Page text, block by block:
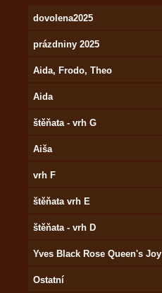
dovolena2025
prázdniny 2025
Aida, Frodo, Theo
Aida
štěňata - vrh G
Aiša
vrh F
štěňata vrh E
štěňata - vrh D
Yves Black Rose Queen's Joy
Ostatní